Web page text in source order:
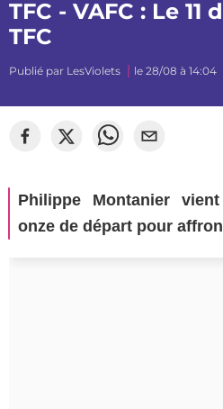
TFC - VAFC : Le
TFC
Publié par LesViolets le 28/08 à 14:04
Philippe Montanier
onze de départ pour